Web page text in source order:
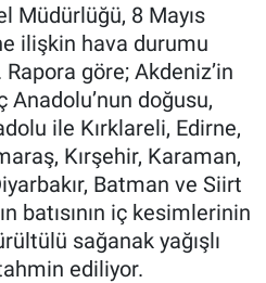
Müdürlüğü, 8 Mayıs
ilişkin hava durumu
Rapora göre; Akdeniz’in
doğusu,
ile Kırklareli, Edirne,
Kırşehir, Karaman,
Batman ve Siirt
batısının iç kesimlerinin
sağanak yağışlı
ediliyor.